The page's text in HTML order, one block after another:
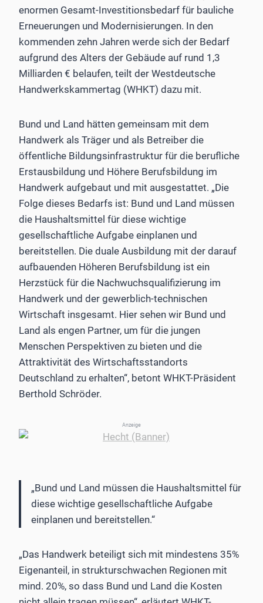
enormen Gesamt-Investitionsbedarf für bauliche
Erneuerungen und Modernisierungen. In den
kommenden zehn Jahren werde sich der Bedarf
aufgrund des Alters der Gebäude auf rund 1,3
Milliarden € belaufen, teilt der Westdeutsche
Handwerkskammertag (WHKT) dazu mit.
Bund und Land hätten gemeinsam mit dem
Handwerk als Träger und als Betreiber die
öffentliche Bildungsinfrastruktur für die berufliche
Erstausbildung und Höhere Berufsbildung im
Handwerk aufgebaut und mit ausgestattet. „Die
Folge dieses Bedarfs ist: Bund und Land müssen
die Haushaltsmittel für diese wichtige
gesellschaftliche Aufgabe einplanen und
bereitstellen. Die duale Ausbildung mit der darauf
aufbauenden Höheren Berufsbildung ist ein
Herzstück für die Nachwuchsqualifizierung im
Handwerk und der gewerblich-technischen
Wirtschaft insgesamt. Hier sehen wir Bund und
Land als engen Partner, um für die jungen
Menschen Perspektiven zu bieten und die
Attraktivität des Wirtschaftsstandorts
Deutschland zu erhalten“, betont WHKT-Präsident
Berthold Schröder.
Anzeige
„Bund und Land müssen die Haushaltsmittel für
diese wichtige gesellschaftliche Aufgabe
einplanen und bereitstellen.“
„Das Handwerk beteiligt sich mit mindestens 35%
Eigenanteil, in strukturschwachen Regionen mit
mind. 20%, so dass Bund und Land die Kosten